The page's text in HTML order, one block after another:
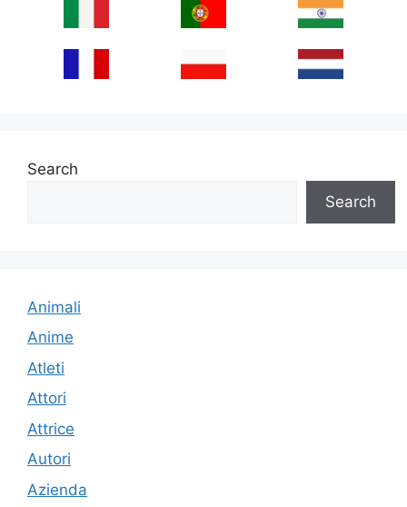
Search
Search
Animali
Anime
Atleti
Attori
Attrice
Autori
Azienda